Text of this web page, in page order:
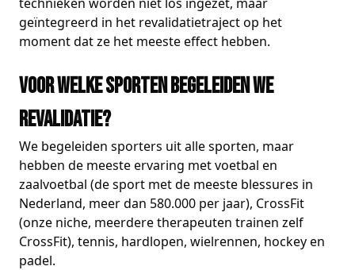
geïntegreerd in het revalidatietraject op het
moment dat ze het meeste effect hebben.
Voor welke sporten begeleiden we
revalidatie?
We begeleiden sporters uit alle sporten, maar
hebben de meeste ervaring met voetbal en
zaalvoetbal (de sport met de meeste blessures in
Nederland, meer dan 580.000 per jaar), CrossFit
(onze niche, meerdere therapeuten trainen zelf
CrossFit), tennis, hardlopen, wielrennen, hockey en
padel.